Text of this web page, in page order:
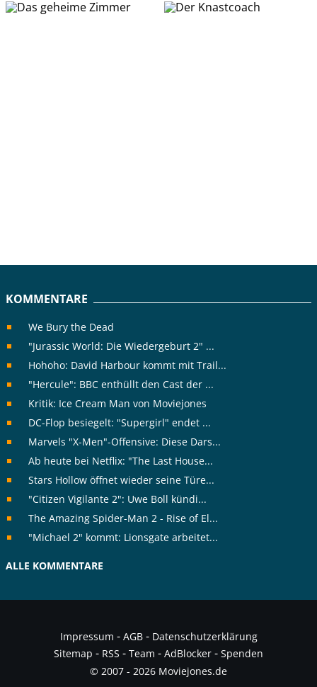
KOMMENTARE
We Bury the Dead
"Jurassic World: Die Wiedergeburt 2" ...
Hohoho: David Harbour kommt mit Trail...
"Hercule": BBC enthüllt den Cast der ...
Kritik: Ice Cream Man von Moviejones
DC-Flop besiegelt: "Supergirl" endet ...
Marvels "X-Men"-Offensive: Diese Dars...
Ab heute bei Netflix: "The Last House...
Stars Hollow öffnet wieder seine Türe...
"Citizen Vigilante 2": Uwe Boll kündi...
The Amazing Spider-Man 2 - Rise of El...
"Michael 2" kommt: Lionsgate arbeitet...
ALLE KOMMENTARE
Impressum - AGB- Datenschutzerklärung
Sitemap - RSS - Team - AdBlocker - Spenden
© 2007 - 2026 Moviejones.de